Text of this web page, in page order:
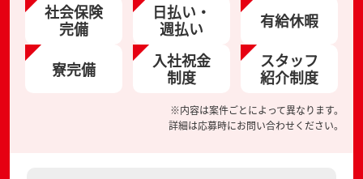
社会保険
完備
日払い・
週払い 有給休暇
寮完備 入社祝金
制度
スタッフ
紹介制度
※内容は案件ごとによって異なります。
詳細は応募時にお問い合わせください。